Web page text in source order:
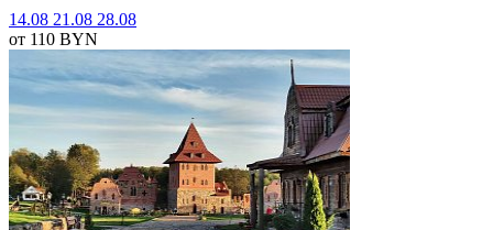
14.08 21.08 28.08
от 110 BYN